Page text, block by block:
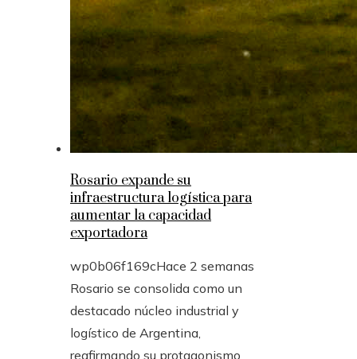
Rosario expande su
infraestructura logística para
aumentar la capacidad
exportadora
wp0b06f169cHace 2 semanas
Rosario se consolida como un
destacado núcleo industrial y
logístico de Argentina,
reafirmando su protagonismo